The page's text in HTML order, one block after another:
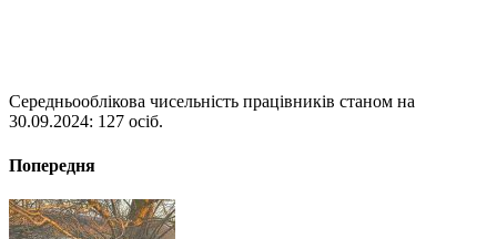
Середньооблікова чисельність працівників станом на
30.09.2024: 127 осіб.
Попередня